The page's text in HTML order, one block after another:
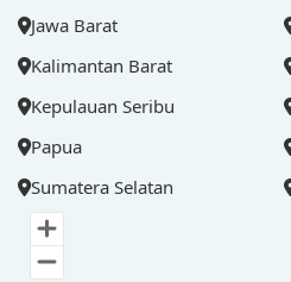
Jawa Barat
Kalimantan Barat
Kepulauan Seribu
Papua
Sumatera Selatan